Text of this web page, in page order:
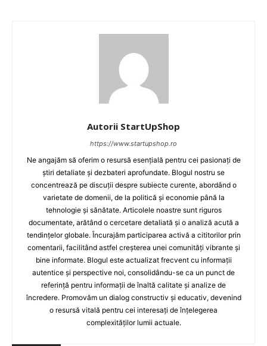
Autorii StartUpShop
https://www.startupshop.ro
Ne angajăm să oferim o resursă esențială pentru cei pasionați de
știri detaliate și dezbateri aprofundate. Blogul nostru se
concentrează pe discuții despre subiecte curente, abordând o
varietate de domenii, de la politică și economie până la
tehnologie și sănătate. Articolele noastre sunt riguros
documentate, arătând o cercetare detaliată și o analiză acută a
tendințelor globale. Încurajăm participarea activă a cititorilor prin
comentarii, facilitând astfel creșterea unei comunități vibrante și
bine informate. Blogul este actualizat frecvent cu informații
autentice și perspective noi, consolidându-se ca un punct de
referință pentru informații de înaltă calitate și analize de
încredere. Promovăm un dialog constructiv și educativ, devenind
o resursă vitală pentru cei interesați de înțelegerea
complexităților lumii actuale.